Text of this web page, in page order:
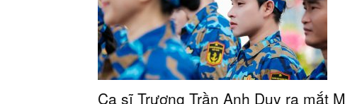
Ca sĩ Trương Trần Anh Duy ra mắt